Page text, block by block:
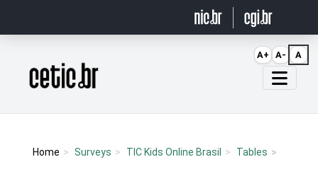
Página inicial
Home Surveys TIC Kids Online Brasil Tables
A+ A- A